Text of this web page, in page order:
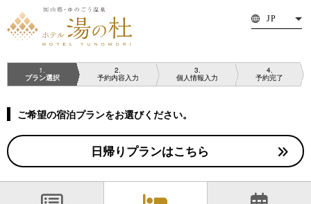
JP
HOME グループ／団体
1
プラン選択
2
予約内容入力
3
個人情報入力
4
予約完了
ご希望の宿泊プランをお選びください。
日帰りプランはこちら